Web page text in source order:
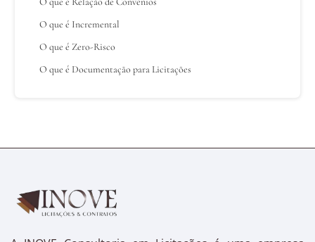
O que é Incremental
O que é Zero-Risco
O que é Documentação para Licitações